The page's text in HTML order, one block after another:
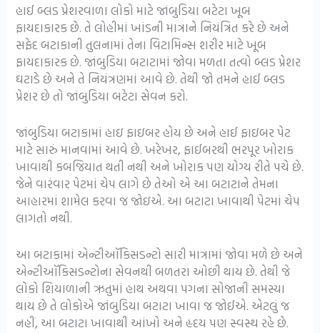
હાઈ બ્લડ પ્રેશરવાળા લોકો માટે જાંબુડિયા બટેટા ખૂબ
ફાયદાકારક છે. તે લોહીમાં ખાંડની માત્રાને નિયંત્રિત કરે છે અને
સફેદ બટાકાની તુલનામાં તેના વિટામિન્સ શરીર માટે ખૂબ
ફાયદાકારક છે. જાંબુડિયા બટાટામાં જોવા મળતા તત્વો બ્લડ પ્રેશર
ઘટાડે છે અને તે નિયંત્રણમાં આવે છે. તેથી જો તમને હાઈ બ્લડ
પ્રેશર છે તો જાંબુડિયા બટેટા સેવન કરો.
જાંબુડિયા બટાકામાં હાઇ ફાઇબર હોય છે અને હાઈ ફાઇબર પેટ
માટે સારું માનવામાં આવે છે. ખરેખર, ફાઈબરથી ભરપૂર ખોરાક
ખાવાથી કબજિયાત થતી નથી અને ખોરાક પણ યોગ્ય રીતે પચે છે.
જેને વારંવાર પેટમાં ચેપ લાગે છે તેઓ એ આ બટાટાને તેમના
આહારમાં શામેલ કરવા જ જોઇએ. આ બટાટા ખાવાથી પેટમાં ચેપ
લાગતો નથી.
આ બટાકામાં એન્ટીઑકિસડન્ટો સારી માત્રામાં જોવા મળે છે અને
એન્ટીઑકિસડન્ટોના સેવનથી બળતરા ઓછી થાય છે. તેથી જે
લોકો શિયાળાની ઋતુમાં હાથ અથવા પગના સોજાની સમસ્યા
થાય છે તે લોકોએ જાંબુડિયા બટાટા ખાવા જ જોઈએ. એટલું જ
નહીં, આ બટાટા ખાવાથી આંખો અને હૃદય પણ સ્વસ્થ રહે છે.